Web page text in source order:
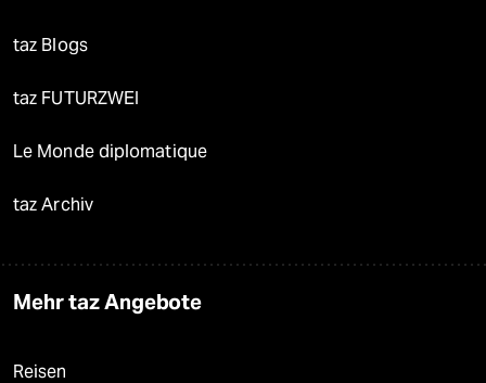
taz Blogs
taz FUTURZWEI
Le Monde diplomatique
taz Archiv
Mehr taz Angebote
Reisen